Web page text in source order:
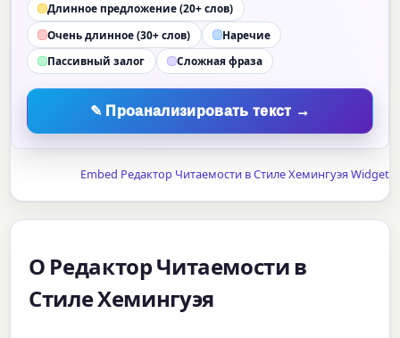
Длинное предложение (20+ слов)
Очень длинное (30+ слов)
Наречие
Пассивный залог
Сложная фраза
✎ Проанализировать текст →
Embed Редактор Читаемости в Стиле Хемингуэя Widget
О Редактор Читаемости в
Стиле Хемингуэя